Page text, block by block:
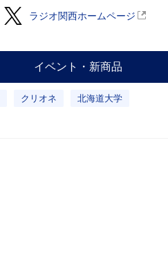
ラジオ関西ホームページ
イベント・新商品
クリオネ 北海道大学